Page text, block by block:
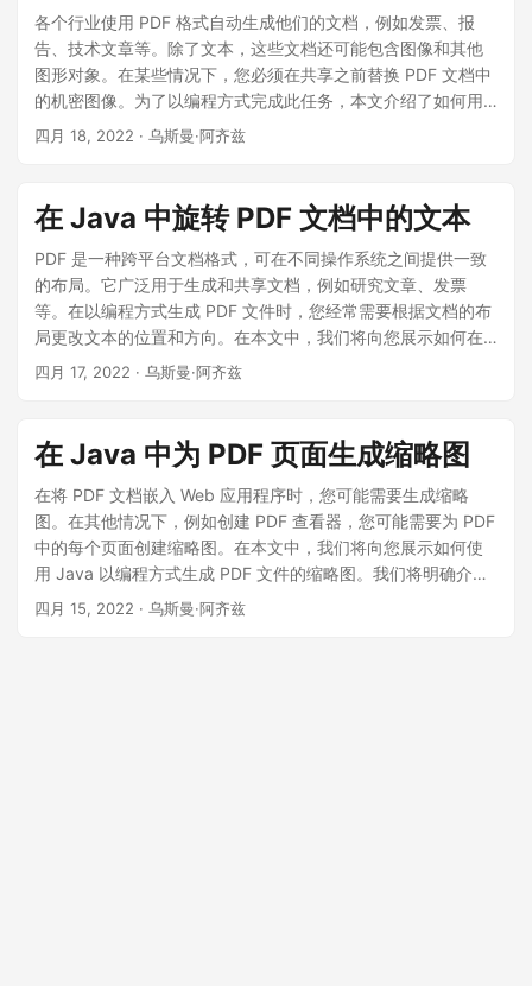
各个行业使用 PDF 格式自动生成他们的文档，例如发票、报
告、技术文章等。除了文本，这些文档还可能包含图像和其他
图形对象。在某些情况下，您必须在共享之前替换 PDF 文档中
的机密图像。为了以编程方式完成此任务，本文介绍了如何用
Java 替换 PDF 文档中的图像。
四月 18, 2022 · 乌斯曼·阿齐兹
在 Java 中旋转 PDF 文档中的文本
PDF 是一种跨平台文档格式，可在不同操作系统之间提供一致
的布局。它广泛用于生成和共享文档，例如研究文章、发票
等。在以编程方式生成 PDF 文件时，您经常需要根据文档的布
局更改文本的位置和方向。在本文中，我们将向您展示如何在
Java 中旋转 PDF 文档中的文本。
四月 17, 2022 · 乌斯曼·阿齐兹
在 Java 中为 PDF 页面生成缩略图
在将 PDF 文档嵌入 Web 应用程序时，您可能需要生成缩略
图。在其他情况下，例如创建 PDF 查看器，您可能需要为 PDF
中的每个页面创建缩略图。在本文中，我们将向您展示如何使
用 Java 以编程方式生成 PDF 文件的缩略图。我们将明确介绍
如何创建特定页面或 PDF 文件中所有页面的缩略图。
四月 15, 2022 · 乌斯曼·阿齐兹